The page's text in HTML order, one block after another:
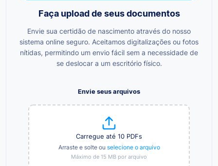
Faça upload de seus documentos
Envie sua certidão de nascimento através do nosso
sistema online seguro. Aceitamos digitalizações ou fotos
nítidas, permitindo um envio fácil sem a necessidade de
se deslocar a um escritório físico.
Envie seus arquivos
Carregue até 10 PDFs
Arraste e solte ou selecione o arquivo
Máximo de 15 MB por arquivo